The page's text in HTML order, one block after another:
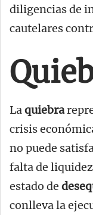
diligencias de
cautelares
Laquiebra
crisis
no puede
falta de
estado de
conlleva la